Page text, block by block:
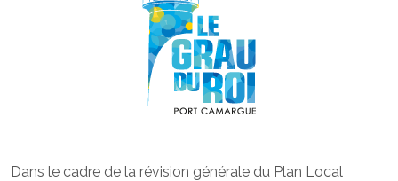
Dans le cadre de la révision générale du Plan Local